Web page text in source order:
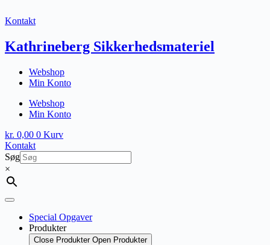
til
Kontakt
Kathrineberg Sikkerhedsmateriel
Webshop
Min Konto
Webshop
Min Konto
kr. 0,00 0 Kurv
Kontakt
Søg
×
Special Opgaver
Produkter
Close Produkter Open Produkter